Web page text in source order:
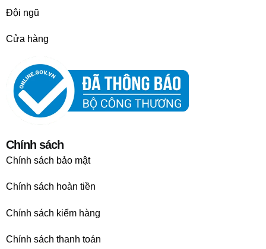
Đội ngũ
Cửa hàng
Chính sách
Chính sách bảo mật
Chính sách hoàn tiền
Chính sách kiểm hàng
Chính sách thanh toán